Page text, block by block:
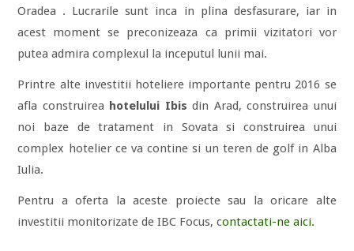
Oradea . Lucrarile sunt inca in plina desfasurare, iar in
acest moment se preconizeaza ca primii vizitatori vor
putea admira complexul la inceputul lunii mai.
Printre alte investitii hoteliere importante pentru 2016 se
afla construirea hotelului Ibisdin Arad, construirea unui
noi baze de tratament in Sovata si construirea unui
complex hotelier ce va contine si un teren de golf in Alba
Iulia.
Pentru a oferta la aceste proiecte sau la oricare alte
investitii monitorizate de IBC Focus, contactati-ne aici.